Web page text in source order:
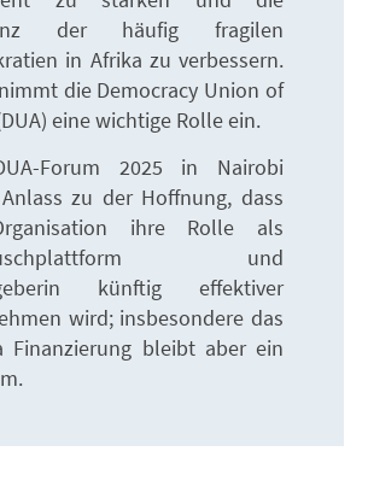
der häufig fragilen
in Afrika zu verbessern.
die Democracy Union of
eine wichtige Rolle ein.
Forum 2025 in Nairobi
zu der Hoffnung, dass
ihre Rolle als
und
künftig effektiver
wird; insbesondere das
Finanzierung bleibt aber ein